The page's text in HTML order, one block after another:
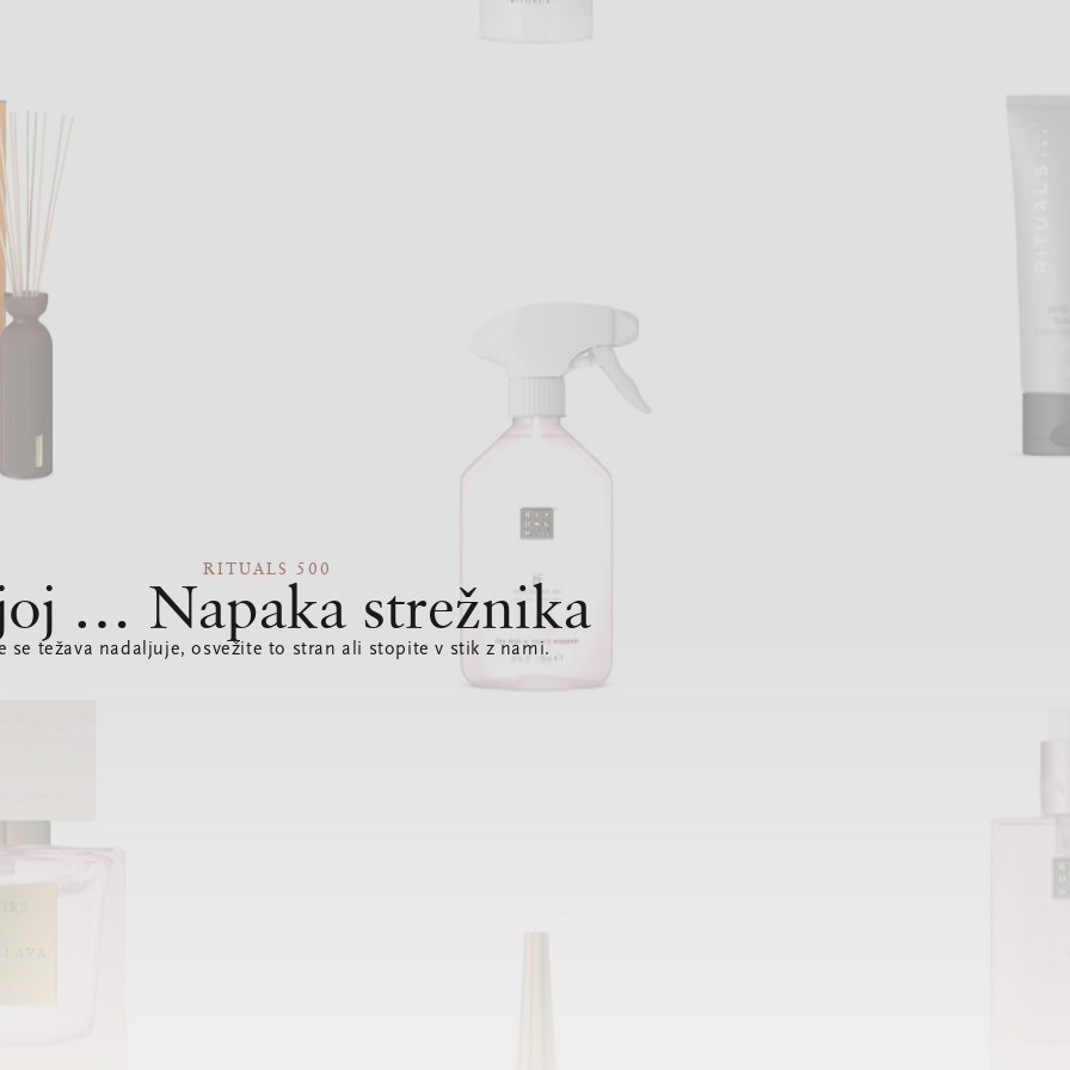
RITUALS 500
… Napaka strežnika
se težava nadaljuje, osvežite to stran ali stopite v stik z nami.